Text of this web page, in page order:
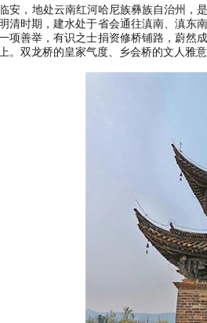
安，地处云南红河哈尼族彝族自治州，
清时期，建水处于省会通往滇南、滇东
项善举，有识之士捐资修桥铺路，蔚然
。双龙桥的皇家气度、乡会桥的文人雅